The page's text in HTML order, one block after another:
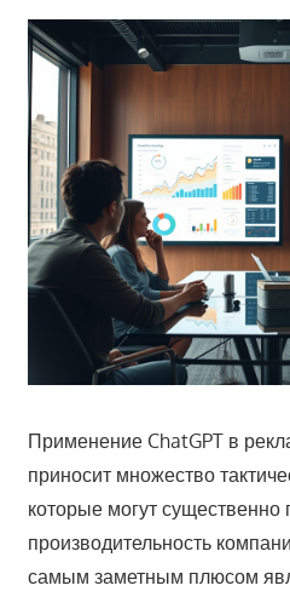
Применение ChatGPT в
приносит множество
которые могут
производительность
самым заметным плюсом